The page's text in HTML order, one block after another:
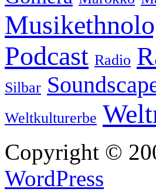
Podcast Radio
Silbar
Weltkulturerbe
Copyright ©
WordPress